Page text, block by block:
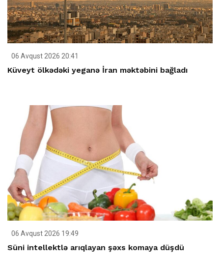
06 Avqust 2026 20:41
Küveyt ölkədəki yeganə İran məktəbini bağladı
06 Avqust 2026 19:49
Süni intellektlə arıqlayan şəxs komaya düşdü